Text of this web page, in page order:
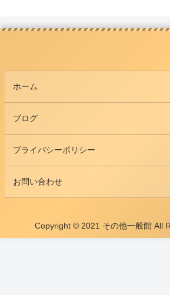
ホーム
ブログ
プライバシーポリシー
お問い合わせ
Copyright © 2021 その他一般館 All